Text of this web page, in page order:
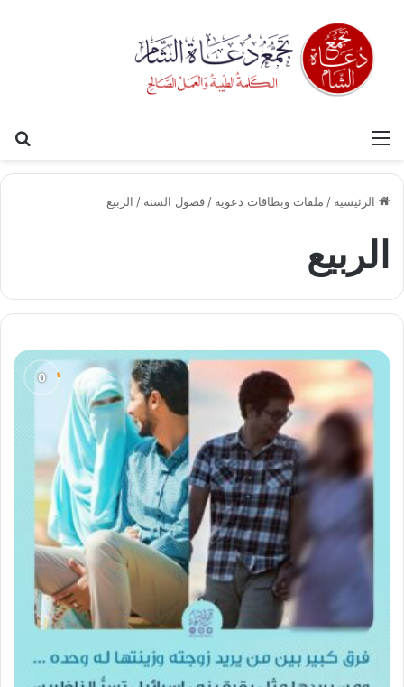
القائمة
الرئيسية / ملفات وبطاقات دعوية /فصول السنة / الربيع
الربيع